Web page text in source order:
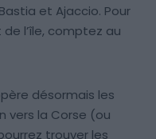
et Ajaccio. Pour
l’île, comptez au
désormais les
vers la Corse (ou
trouver les